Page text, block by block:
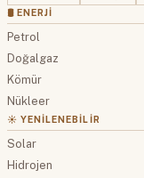
🛢 ENERJI
Petrol
Doğalgaz
Kömür
Nükleer
☀️ YENILENEBILIR
Solar
Hidrojen